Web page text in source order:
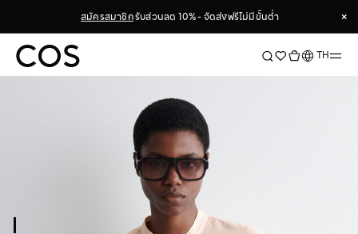
สมัครสมาชิกรับส่วนลด 10% - จัดส่งฟรีไม่มีขั้นต่ำ
×
×
ภาษาTH